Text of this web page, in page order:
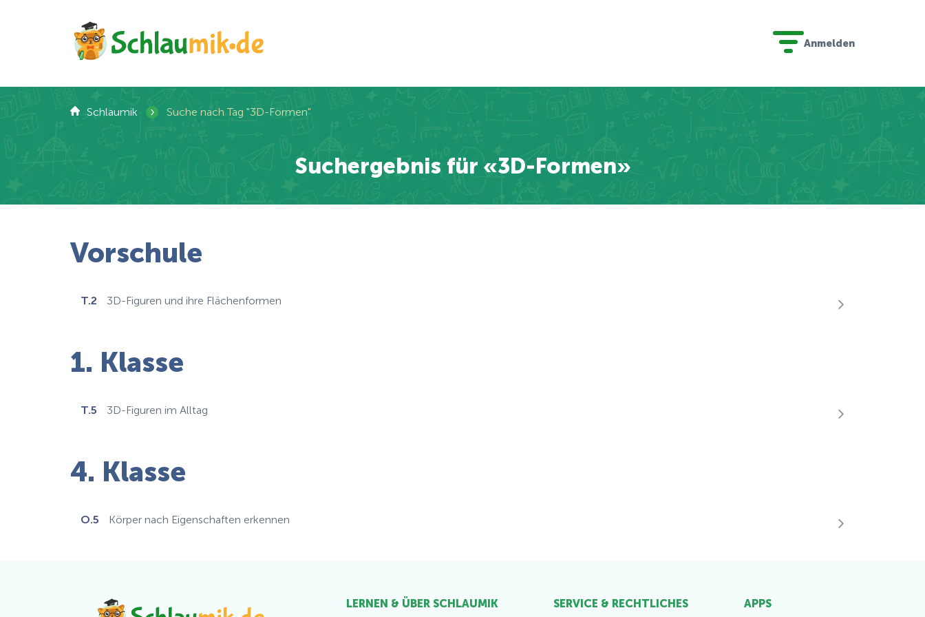
Anmelden
Schlaumik › Suche nach Tag "3D-Formen"
Suchergebnis für «3D-Formen»
Vorschule
T.2 3D-Figuren und ihre Flächenformen
1. Klasse
T.5 3D-Figuren im Alltag
4. Klasse
O.5 Körper nach Eigenschaften erkennen
LERNEN & ÜBER SCHLAUMIK SERVICE & RECHTLICHES APPS